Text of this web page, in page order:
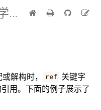
通过例子学 Rust 中文版
解构时， ref 关键字
用。下面的例子展示了